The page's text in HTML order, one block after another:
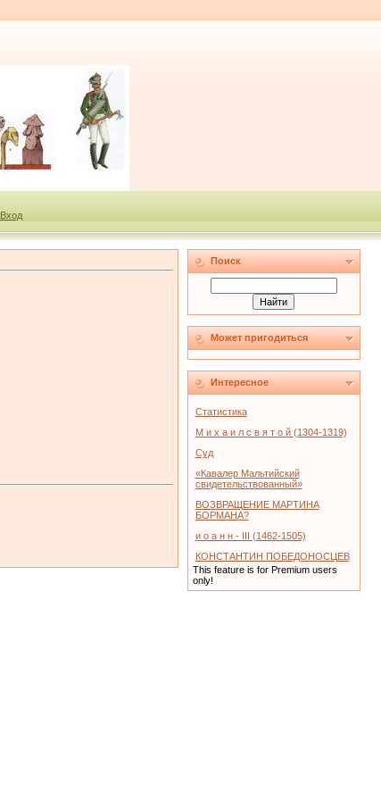
Вход
Поиск
Может пригодиться
Интересное
Статистика
М и х а и л с в я т о й (1304-1319)
Суд
«Кавалер Мальтийский
свидетельствованный»
ВОЗВРАЩЕНИЕ МАРТИНА
БОРМАНА?
и о а н н - III (1462-1505)
КОНСТАНТИН ПОБЕДОНОСЦЕВ
This feature is for Premium users
only!